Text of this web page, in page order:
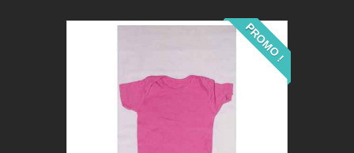
PROMO !